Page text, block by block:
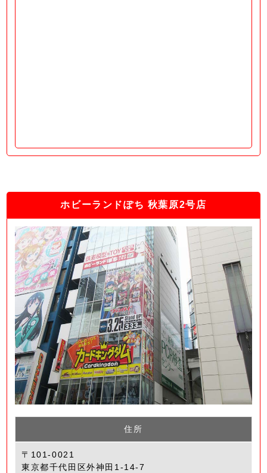
ホビーランドぽち 秋葉原2号店
住所
〒101-0021
東京都千代田区外神田1-14-7